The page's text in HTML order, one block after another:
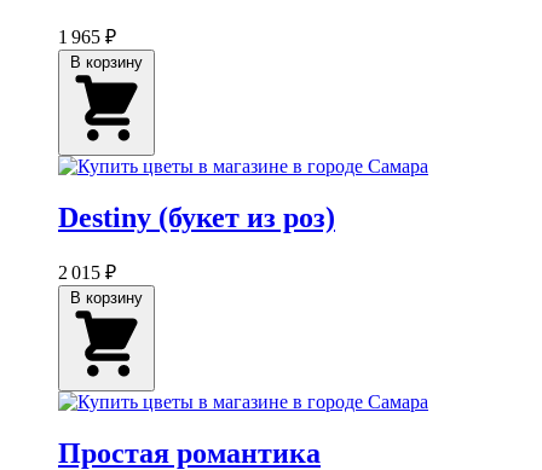
1 965 ₽
Destiny (букет из роз)
2 015 ₽
Простая романтика